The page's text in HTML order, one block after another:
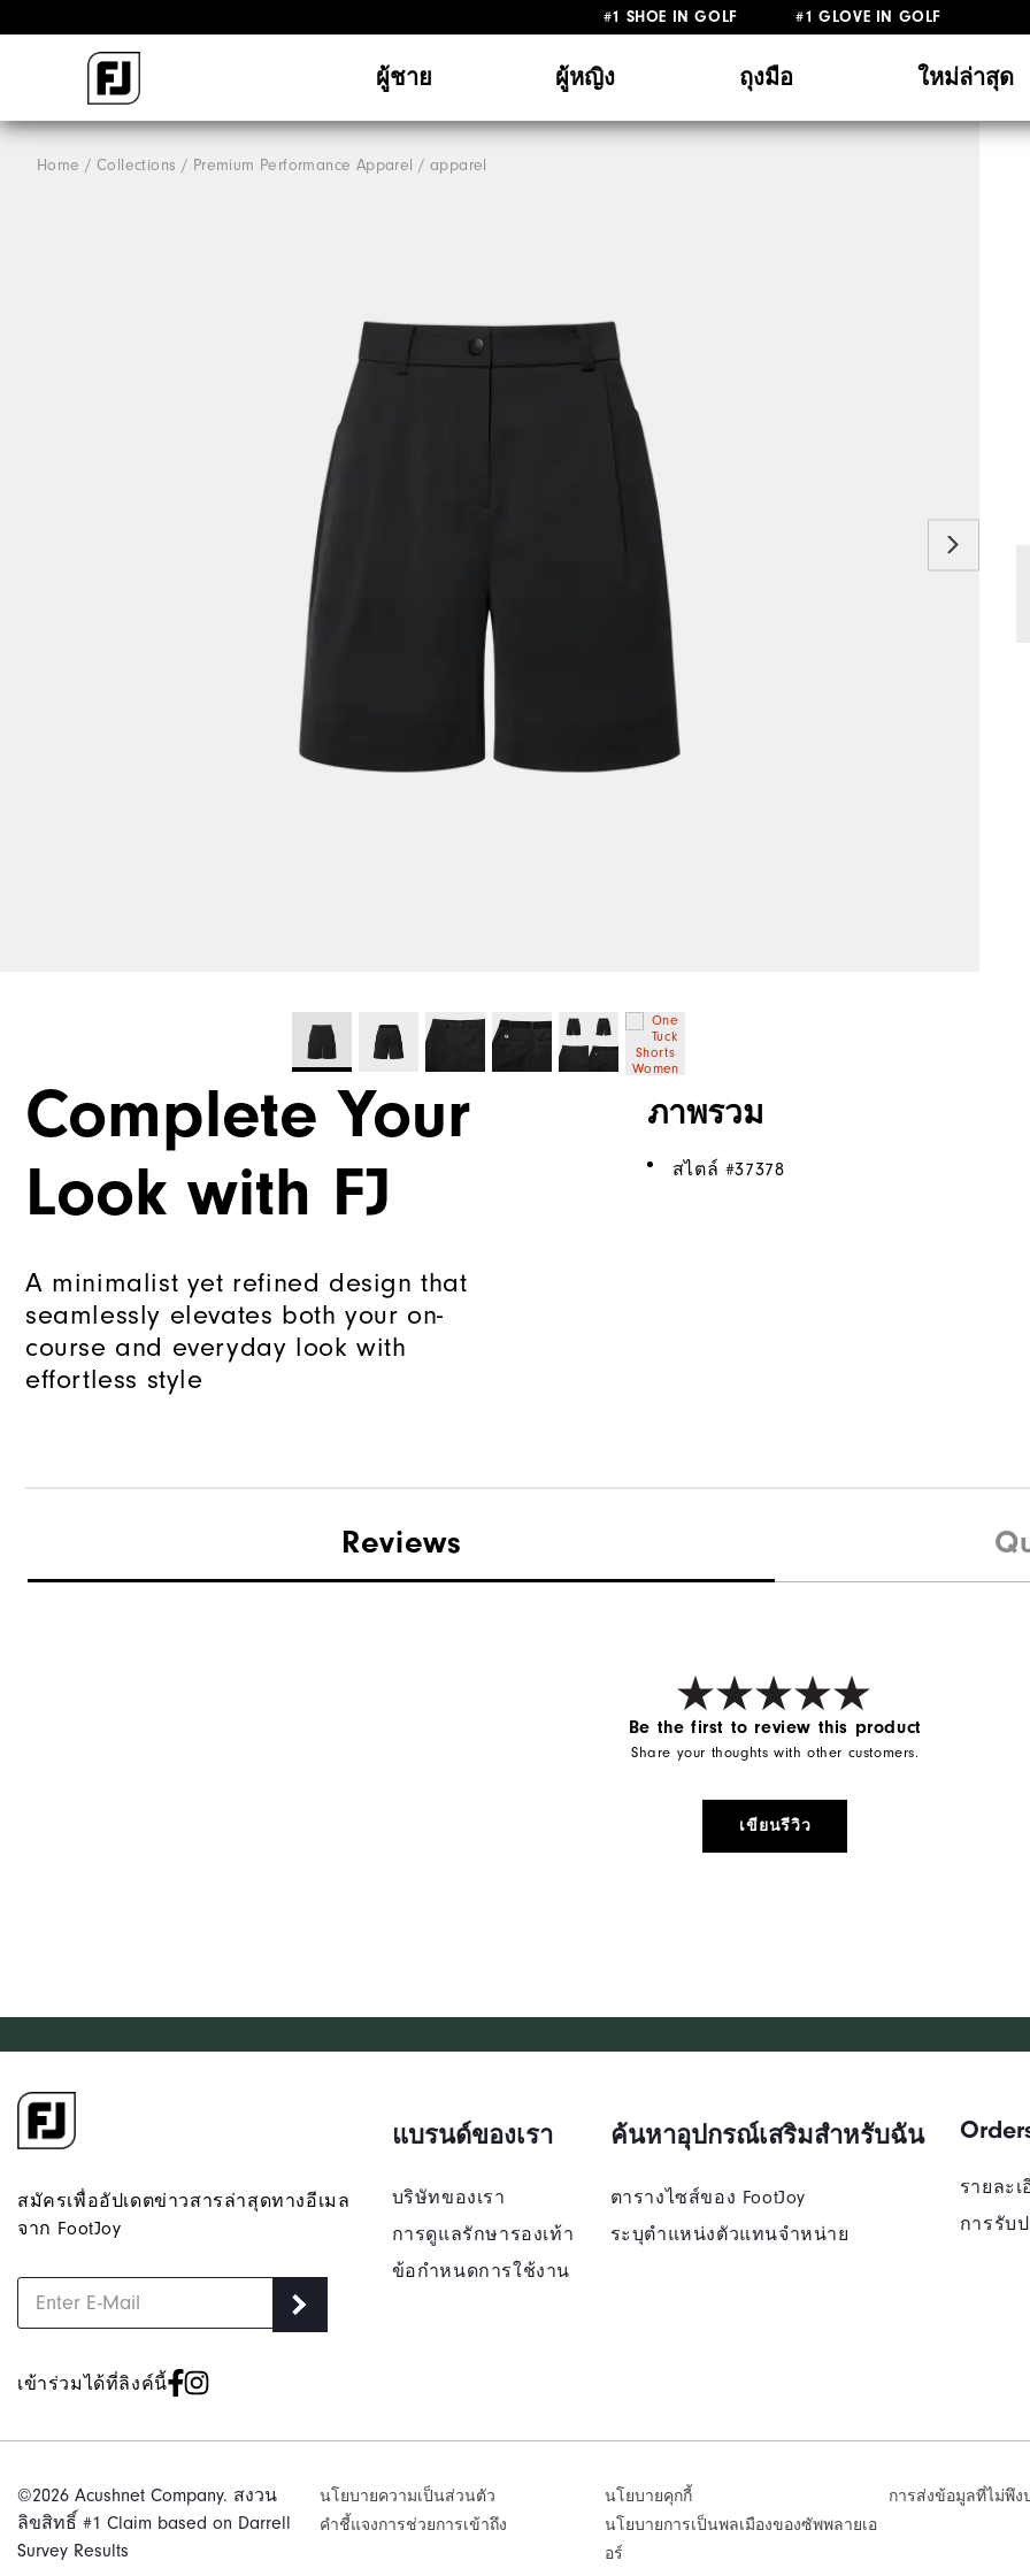
#1 SHOE IN GOLF #1 GLOVE IN GOLF
ผู้ชาย ผู้หญิง ถุงมือ ใหม่ล่าสุด
Home Collections Premium Performance Apparel apparel
Complete Your
Look with FJ
A minimalist yet refined design that
seamlessly elevates both your on-
course and everyday look with
effortless style
ภาพรวม
สไตล์ #37378
Reviews
Be the first to review this product
Share your thoughts with other customers.
เขียนรีวิว
สมัครเพื่ออัปเดตข่าวสารล่าสุดทางอีเมล
จาก FootJoy
เข้าร่วมได้ที่ลิงค์นี้
แบรนด์ของเรา
บริษัทของเรา
การดูแลรักษารองเท้า
ข้อกำหนดการใช้งาน
ค้นหาอุปกรณ์เสริมสำหรับฉัน
ตารางไซส์ของ FootJoy
ระบุตําแหน่งตัวแทนจําหน่าย
รายละ
การรับ
©2026 Acushnet Company. สงวน
ลิขสิทธิ์ #1 Claim based on Darrell
Survey Results
นโยบายความเป็นส่วนตัว นโยบายคุกกี้ การส่งข้อมูลที่ไม่พึง
คําชี้แจงการช่วยการเข้าถึง
นโยบายการเป็นพลเมืองของซัพพลายเอ
อร์